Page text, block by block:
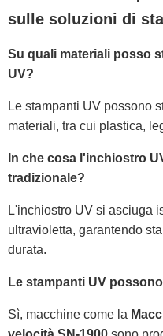
sulle soluzioni di
Su quali materiali posso
UV?
Le stampanti UV possono
materiali, tra cui plastica,
In che cosa l'inchiostro
tradizionale?
L'inchiostro UV si asciuga
ultravioletta, garantendo
durata.
Le stampanti UV
Sì, macchine come la